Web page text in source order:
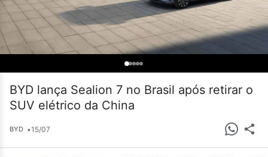
BYD lança Sealion 7 no Brasil após retirar o
SUV elétrico da China
BYD •15/07